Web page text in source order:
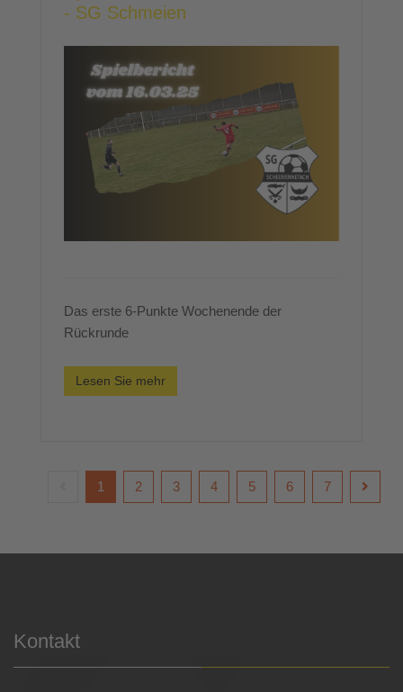
- SG Schmeien
Das erste 6-Punkte Wochenende der
Rückrunde
Lesen Sie mehr
1 2 3 4 5 6 7
Kontakt